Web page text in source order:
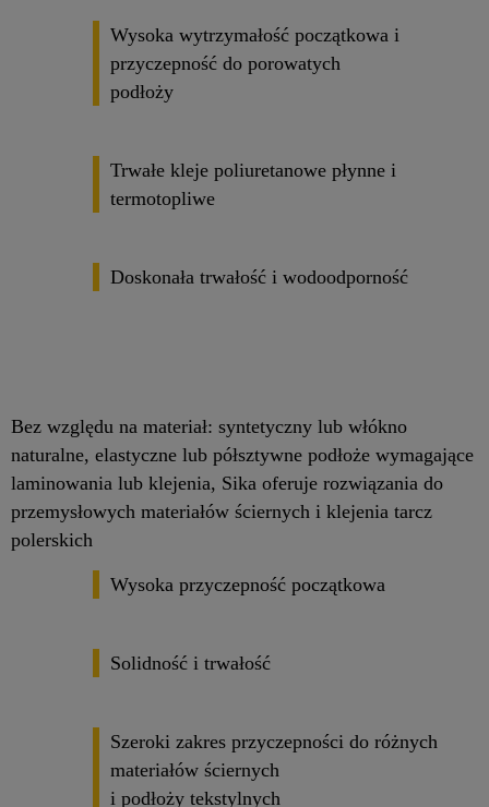
Wysoka wytrzymałość początkowa i
przyczepność do porowatych
podłoży
Trwałe kleje poliuretanowe płynne i
termotopliwe
Doskonała trwałość i wodoodporność
Bez względu na materiał: syntetyczny lub włókno
naturalne, elastyczne lub półsztywne podłoże wymagające
laminowania lub klejenia, Sika oferuje rozwiązania do
przemysłowych materiałów ściernych i klejenia tarcz
polerskich
Wysoka przyczepność początkowa
Solidność i trwałość
Szeroki zakres przyczepności do różnych
materiałów ściernych
i podłoży tekstylnych